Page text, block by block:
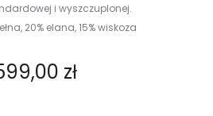
i wyszczuplonej.
20% elana, 15% wiskoza
zł